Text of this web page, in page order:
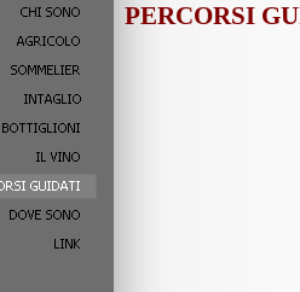
PERCORSI